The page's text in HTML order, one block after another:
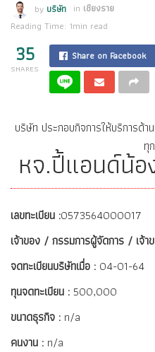
by บริษัท in เชียงราย
Reading Time: 1min read
35
SHARES
Share on Facebook
บริษัท ประกอบกิจการให้บริการด้า
ทุ
หจ.ปี้แอนด์น้อ
เลขทะเบียน :0573564000017
เจ้าของ / กรรมการผู้จัดการ / เจ้
จดทะเบียนบริษัทเมื่อ : 04-01-64
ทุนจดทะเบียน : 500,000
ขนาดธุรกิจ : n/a
คนงาน : n/a